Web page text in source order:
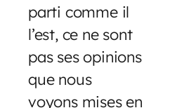
parti comme il
l’est, ce ne sont
pas ses opinions
que nous
voyons mises en